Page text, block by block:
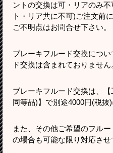
ントの交換は可・リアのみ
ト・リア共に不可)ご注文前
ご不明点はお問合せ下さい。
ブレーキフルード交換につ
ド交換は含まれておりません
ブレーキフルード交換は、
同等品)】で別途4000円(税抜)
また、その他ご希望のフル
の場合も可能な限り対応させ